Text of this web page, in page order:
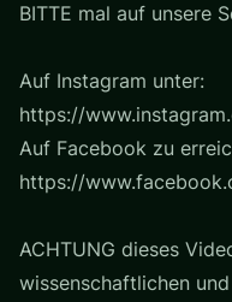
BITTE mal auf unsere
Auf Instagram unter:
https://
Auf Facebook zu
https://
ACHTUNG dieses
wissenschaftlichen